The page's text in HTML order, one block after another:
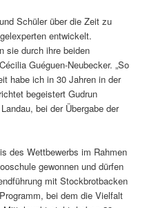
Schüler über die Zeit zu
entwickelt.
sie durch ihre beiden
Guéguen-Neubecker. „So
habe ich in 30 Jahren in der
begeistert Gudrun
bei der Übergabe der
des Wettbewerbs im Rahmen
gewonnen und dürfen
mit Stockbrotbacken
bei dem die Vielfalt